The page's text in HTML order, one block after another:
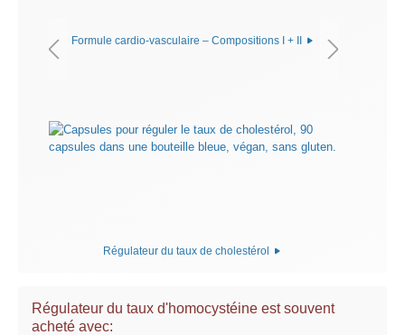
Formule cardio-vasculaire – Compositions I + II
Régulateur du taux de cholestérol
Régulateur du taux d'homocystéine est souvent
acheté avec: